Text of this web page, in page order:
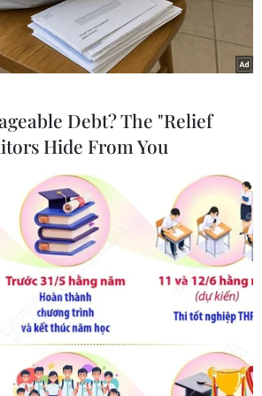
Hòa Việt Nam. (Ảnh: PV/Vietnam+)
hóa, Công ty Xuân Hòa
Debt? The "Relief
Hide From You